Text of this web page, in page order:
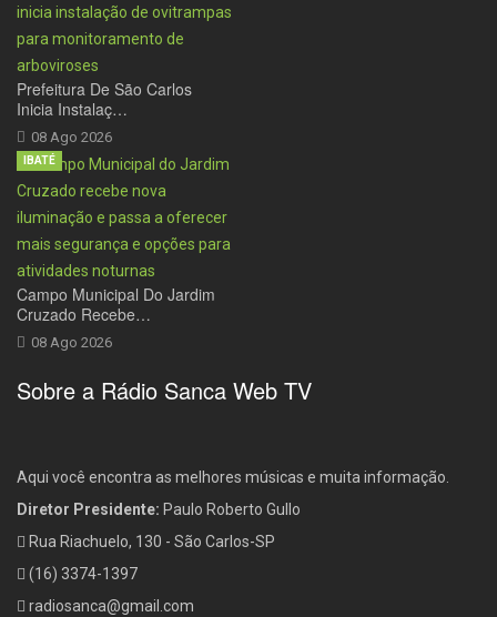
Prefeitura De São Carlos
Inicia Instalaç…
08 Ago 2026
Campo Municipal Do Jardim
Cruzado Recebe…
08 Ago 2026
IBATÉ
Sobre a Rádio Sanca Web TV
Aqui você encontra as melhores músicas e muita informação.
Diretor Presidente: Paulo Roberto Gullo
Rua Riachuelo, 130 - São Carlos-SP
(16) 3374-1397
radiosanca@gmail.com